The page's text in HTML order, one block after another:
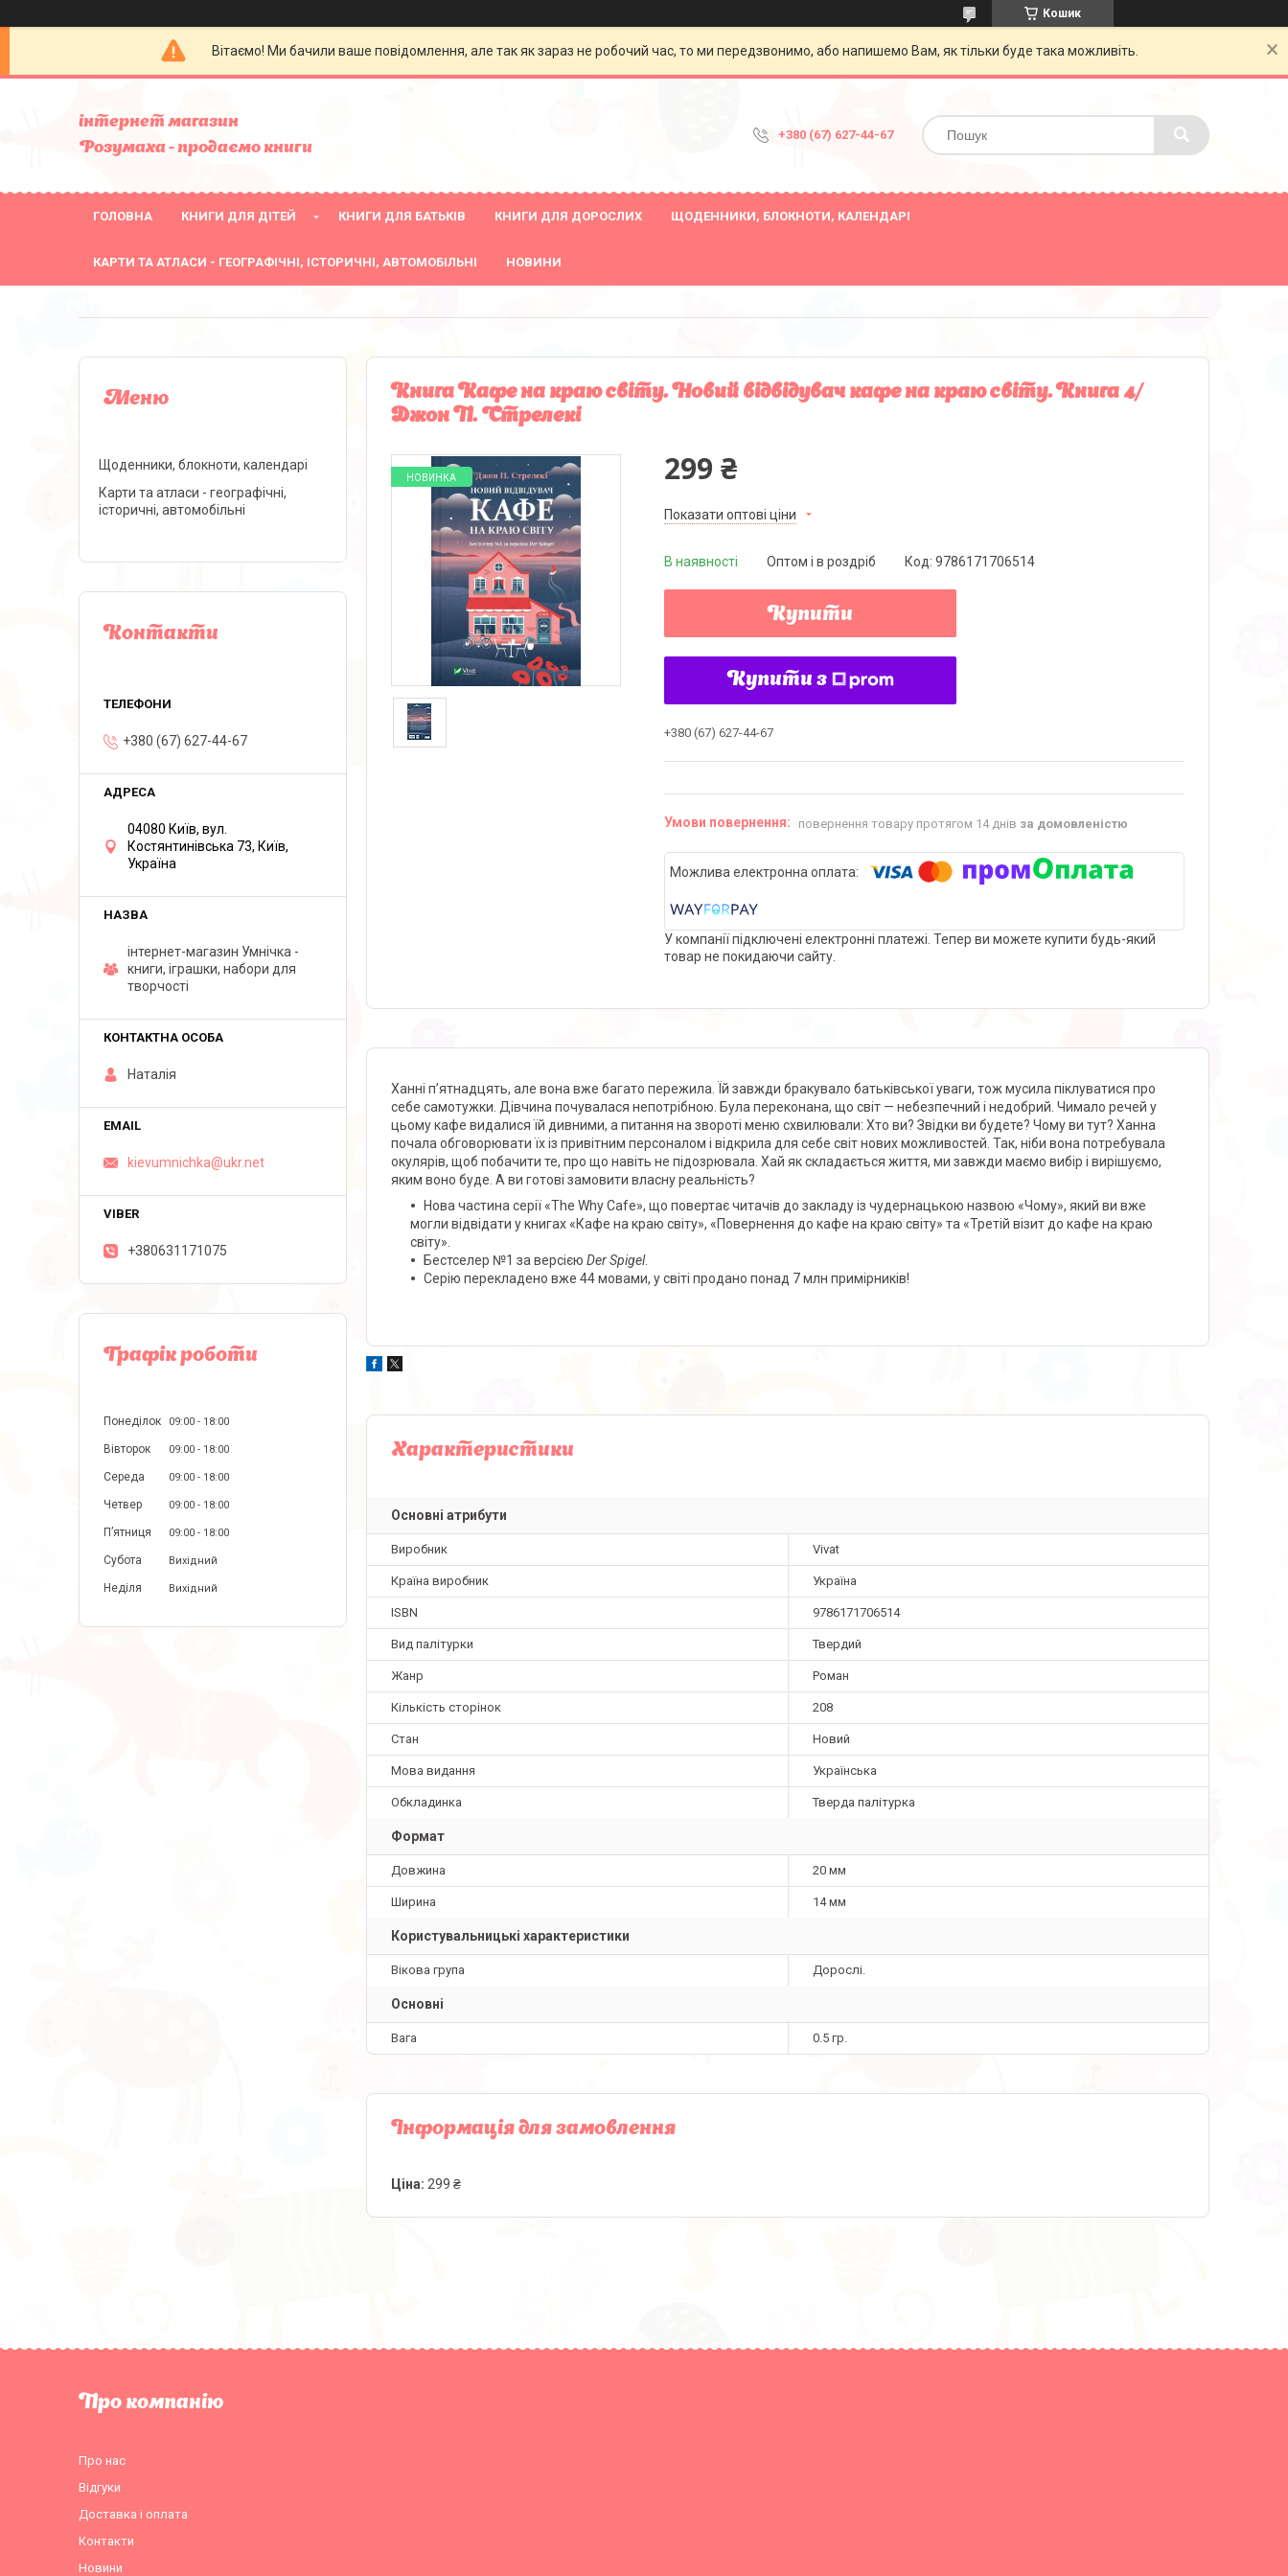
Кошик
Вітаємо! Ми бачили ваше повідомлення, але так як зараз не робочий час, то ми передзвонимо, або напишемо Вам, як тільки буде така можливіть.
інтернет магазин
Розумаха - продаємо книги
+380 (67) 627-44-67
ГОЛОВНА КНИГИ ДЛЯ ДІТЕЙ КНИГИ ДЛЯ БАТЬКІВ КНИГИ ДЛЯ ДОРОСЛИХ ЩОДЕННИКИ, БЛОКНОТИ, КАЛЕНДАРІ
КАРТИ ТА АТЛАСИ - ГЕОГРАФІЧНІ, ІСТОРИЧНІ, АВТОМОБІЛЬНІ НОВИНИ
Книга Кафе на краю світу. Новий відвідувач кафе на краю світу. Книга 4/
Джон П. Стрелекі
НОВИНКА 299 ₴
Показати оптові ціни
В наявності Оптом і в роздріб Код: 9786171706514
Купити
Купити з
+380 (67) 627-44-67
повернення товару протягом 14 днів за домовленістю
У компанії підключені електронні платежі. Тепер ви можете купити будь-який
товар не покидаючи сайту.
Ханні п’ятнадцять, але вона вже багато пережила. Їй завжди бракувало батьківської уваги, тож мусила піклуватися про
себе самотужки. Дівчина почувалася непотрібною. Була переконана, що світ — небезпечний і недобрий. Чимало речей у
цьому кафе видалися їй дивними, а питання на звороті меню схвилювали: Хто ви? Звідки ви будете? Чому ви тут? Ханна
почала обговорювати їх із привітним персоналом і відкрила для себе світ нових можливостей. Так, ніби вона потребувала
окулярів, щоб побачити те, про що навіть не підозрювала. Хай як складається життя, ми завжди маємо вибір і вирішуємо,
яким воно буде. А ви готові замовити власну реальність?
Нова частина серії «The Why Cafe», що повертає читачів до закладу із чудернацькою назвою «Чому», який ви вже
могли відвідати у книгах «Кафе на краю світу», «Повернення до кафе на краю світу» та «Третій візит до кафе на краю
світу».
Бестселер №1 за версією Der Spigel.
Серію перекладено вже 44 мовами, у світі продано понад 7 млн примірників!
Характеристики
Основні атрибути
Виробник Vivat
Країна виробник Україна
ISBN 9786171706514
Вид палітурки Твердий
Жанр Роман
Кількість сторінок 208
Стан Новий
Мова видання Українська
Обкладинка Тверда палітурка
Формат
Довжина 20 мм
Ширина 14 мм
Користувальницькі характеристики
Вікова група Дорослі.
Основні
Вага 0.5 гр.
Інформація для замовлення
Ціна: 299 ₴
Щоденники, блокноти, календарі
Карти та атласи - географічні,
історичні, автомобільні
Контакти
+380 (67) 627-44-67
04080 Київ, вул.
Костянтинівська 73, Київ,
Україна
інтернет-магазин Умнічка -
книги, іграшки, набори для
творчості
Наталія
kievumnichka@ukr.net
+380631171075
Графік роботи
Понеділок 09:00 18:00
Вівторок 09:00 18:00
Середа 09:00 18:00
Четвер 09:00 18:00
Пʼятниця 09:00 18:00
Субота Вихідний
Неділя Вихідний
Про компанію
Про нас
Відгуки
Доставка і оплата
Контакти
Новини